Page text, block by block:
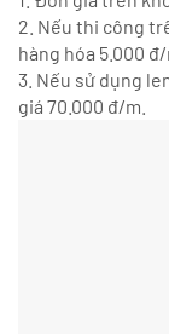
2. Nếu thi công
hàng hóa 5.000
3. Nếu sử dụng
giá 70.000 đ/m.